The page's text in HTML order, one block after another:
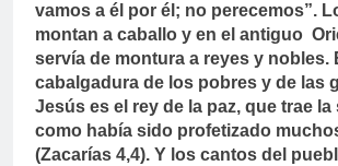
vamos a él por él; no perecemos”.
montan a caballo y en el antiguo
servía de montura a reyes y nobles.
cabalgadura de los pobres y de las
Jesús es el rey de la paz, que trae
como había sido profetizado
(Zacarías 4,4). Y los cantos del